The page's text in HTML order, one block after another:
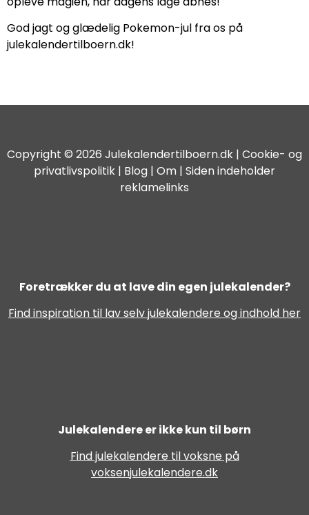
God jagt og glædelig Pokemon-jul fra os på
julekalendertilboern.dk!
Copyright © 2026 Julekalendertilboern.dk | Cookie- og
privatlivspolitik | Blog | Om | Siden indeholder
reklamelinks
Foretrækker du at lave din egen julekalender?
Find inspiration til lav selv julekalendere og indhold her
Julekalendere er ikke kun til børn
Find julekalendere til voksne på
voksenjulekalendere.dk